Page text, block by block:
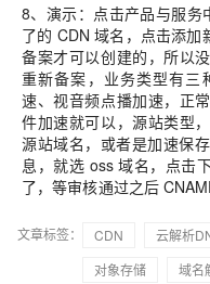
8、 演示：点击产品与服务
了的 CDN 域名，点击添加
备案才可以创建的，所以
重新备案，业务类型有三
速、视音频点播加速，正
件加速就可以，源站类型
源站域名，或者是加速保
息，就选 oss 域名，点击
了，等审核通过之后
文章标签： CDN 云解析
对象存储
域名